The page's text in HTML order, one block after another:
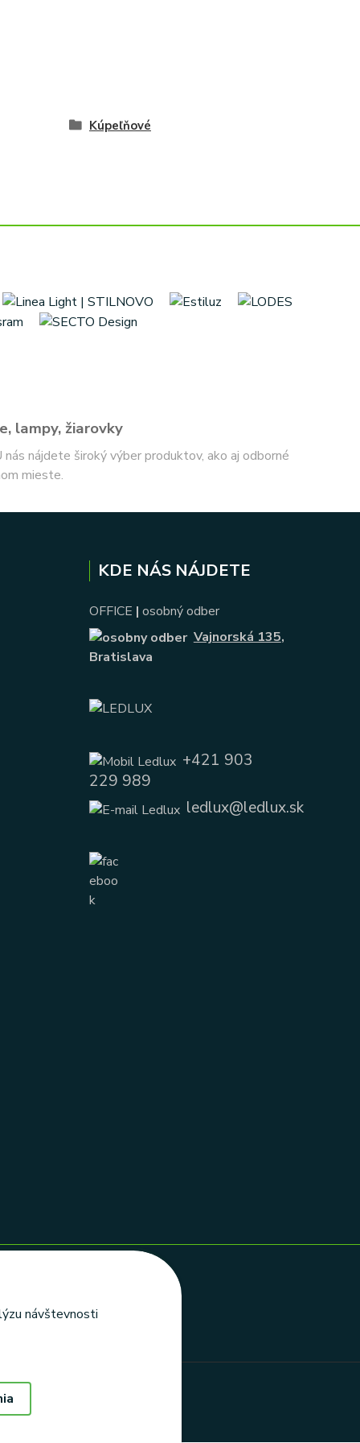
Kúpeľňové
lampy, žiarovky
nájdete široký výber produktov, ako aj odborné
mieste.
KDE NÁS NÁJDETE
OFFICE | osobný odber
Vajnorská 135,
Bratislava
+421 903
229 989
ledlux@ledlux.sk
návštevnosti